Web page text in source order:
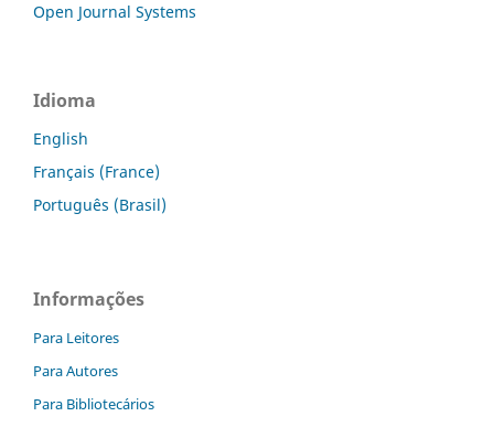
Open Journal Systems
Idioma
English
Français (France)
Português (Brasil)
Informações
Para Leitores
Para Autores
Para Bibliotecários